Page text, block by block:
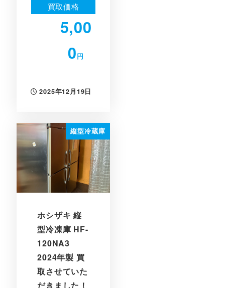
買取価格
5,00
0円
投稿日
2025年12月19日
縦型冷蔵庫
ホシザキ 縦
型冷凍庫 HF-
120NA3
2024年製 買
取させていた
だきました！